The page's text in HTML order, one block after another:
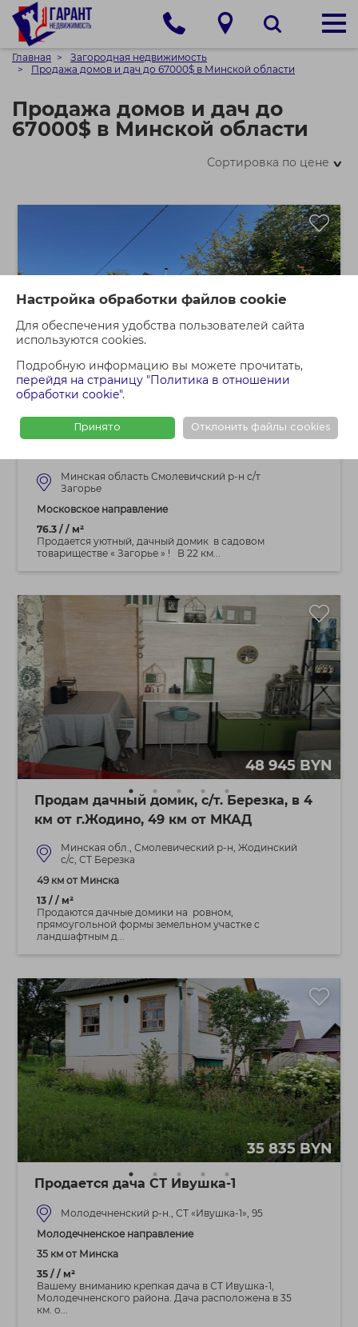
Настройка обработки файлов cookie
Для обеспечения удобства пользователей сайта
используются cookies.
Подробную информацию вы можете прочитать,
перейдя на страницу "Политика в отношении
обработки cookie".
Принято Отклонить файлы cookies
Главная
Загородная недвижимость
Продажа домов и дач до 67000$ в Минской области
Продажа домов и дач до
67000$ в Минской области
Сортировка по цене>
44 500 BYN
Смолевичский р-н, Московское напр. 22
Минская область Смолевичский р-н с/т
Загорье
Московское направление
76.3 / / м²
Продается уютный, дачный домик в садовом
товариществе « Загорье » ! В 22 км...
48 945 BYN
Продам дачный домик, с/т. Березка, в 4
км от г.Жодино, 49 км от МКАД
Минская обл., Смолевический р-н, Жодинский
с/с, СТ Березка
49 км от Минска
13 / / м²
Продаются дачные домики на ровном,
прямоугольной формы земельном участке с
ландшафтным д...
35 835 BYN
Продается дача СТ Ивушка-1
Молодечненский р-н., СТ «Ивушка-1», 95
Молодечненское направление
35 км от Минска
35 / / м²
Вашему вниманию крепкая дача в СТ Ивушка-1,
Молодечненского района. Дача расположена в 35
км. о...